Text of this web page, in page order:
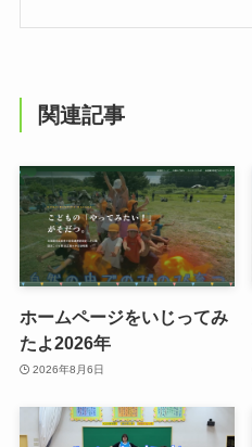
関連記事
ホームページをいじってみ
たよ2026年
2026年8月6日